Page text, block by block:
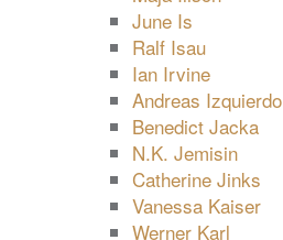
June Is
Ralf Isau
Ian Irvine
Andreas Izquierdo
Benedict Jacka
N.K. Jemisin
Catherine Jinks
Vanessa Kaiser
Werner Karl